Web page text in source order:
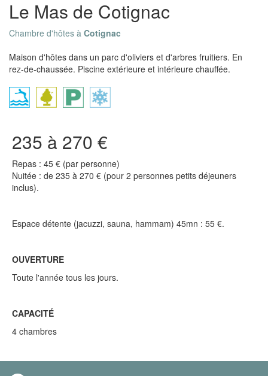
Le Mas de Cotignac
Chambre d'hôtes à Cotignac
Maison d'hôtes dans un parc d'oliviers et d'arbres fruitiers. En
rez-de-chaussée. Piscine extérieure et intérieure chauffée.
235 à 270 €
Repas : 45 € (par personne)
Nuitée : de 235 à 270 € (pour 2 personnes petits déjeuners
inclus).
Espace détente (jacuzzi, sauna, hammam) 45mn : 55 €.
OUVERTURE
Toute l'année tous les jours.
CAPACITÉ
4 chambres